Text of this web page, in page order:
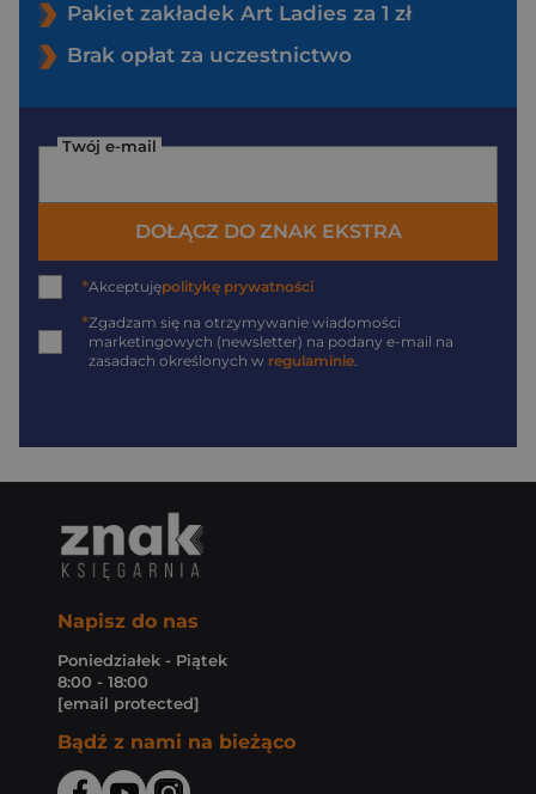
Pakiet zakładek Art Ladies za 1 zł
Brak opłat za uczestnictwo
Twój e-mail
DOŁĄCZ DO ZNAK EKSTRA
*Akceptujępolitykę prywatności
*Zgadzam się na otrzymywanie wiadomości
marketingowych (newsletter) na podany e-mail na
zasadach określonych w regulaminie.
Napisz do nas
Poniedziałek - Piątek
8:00 - 18:00
[email protected]
Bądź z nami na bieżąco